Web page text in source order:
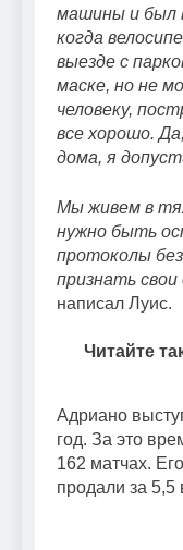
машины и был
когда
выезде с
маске, но не
человеку,
все хорошо.
дома, я
Мы живем в
нужно быть
протоколы
признать
написал Луис.
Читайте
Адриано
год. За это
162 матчах.
продали за 5,5